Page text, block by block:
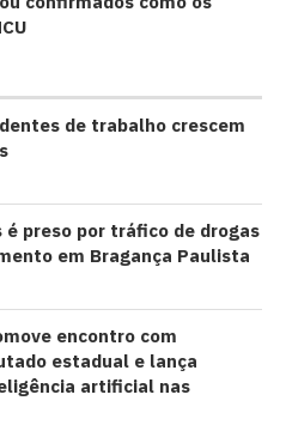
de trabalho crescem
é preso por tráfico de drogas
em Bragança Paulista
encontro com
estadual e lança
artificial nas